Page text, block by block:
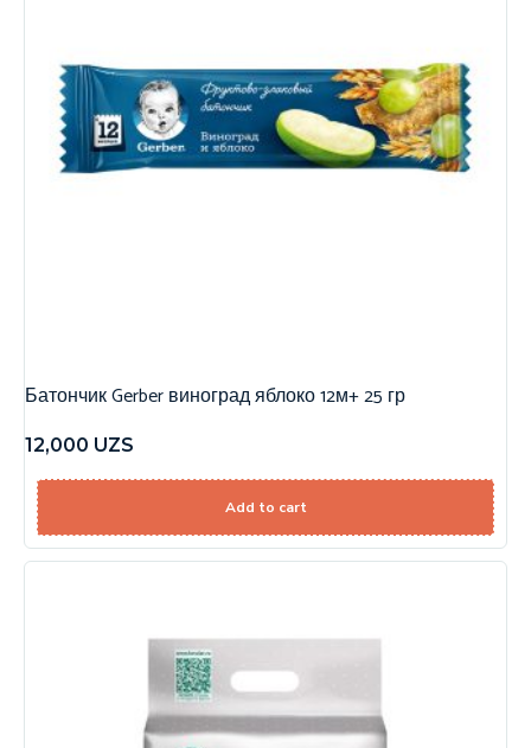
Батончик Gerber виноград яблоко 12м+ 25 гр
12,000 UZS
Add to cart